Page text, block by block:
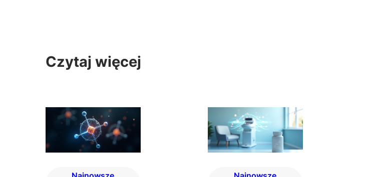
Czytaj więcej